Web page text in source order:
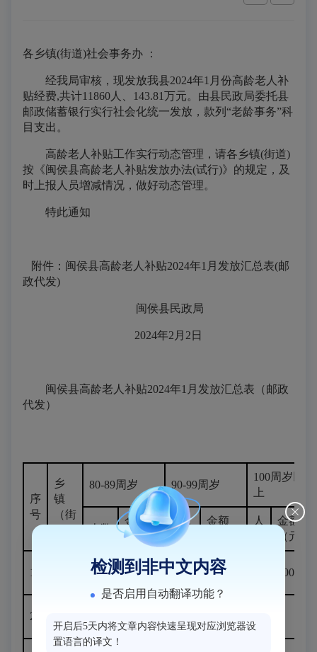
各乡镇(街道)社会事务办 ：
经我局审核，现发放我县2024年1月份高龄老人补
贴经费,共计11860人、143.81万元。由县民政局委托县
邮政储蓄银行实行社会化统一发放，款列“老龄事务”科
目支出。
高龄老人补贴工作实行动态管理，请各乡镇(街道)
按《闽侯县高龄老人补贴发放办法(试行)》的规定，及
时上报人员增减情况，做好动态管理。
特此通知
附件：闽侯县高龄老人补贴2024年1月发放汇总表(邮
政代发)
闽侯县民政局
2024年2月2日
闽侯县高龄老人补贴2024年1月发放汇总表（邮政
代发）
序
号
乡
镇
（街
80-89周岁 90-99周岁
100周岁以
上
人数
金额
（元）
人数
金额
人
金额
（元）
1 604 60400 112 22400 500
2
乡
检测到非中文内容
是否启用自动翻译功能？
开启后5天内将文章内容快速呈现对应浏览器设
置语言的译文！